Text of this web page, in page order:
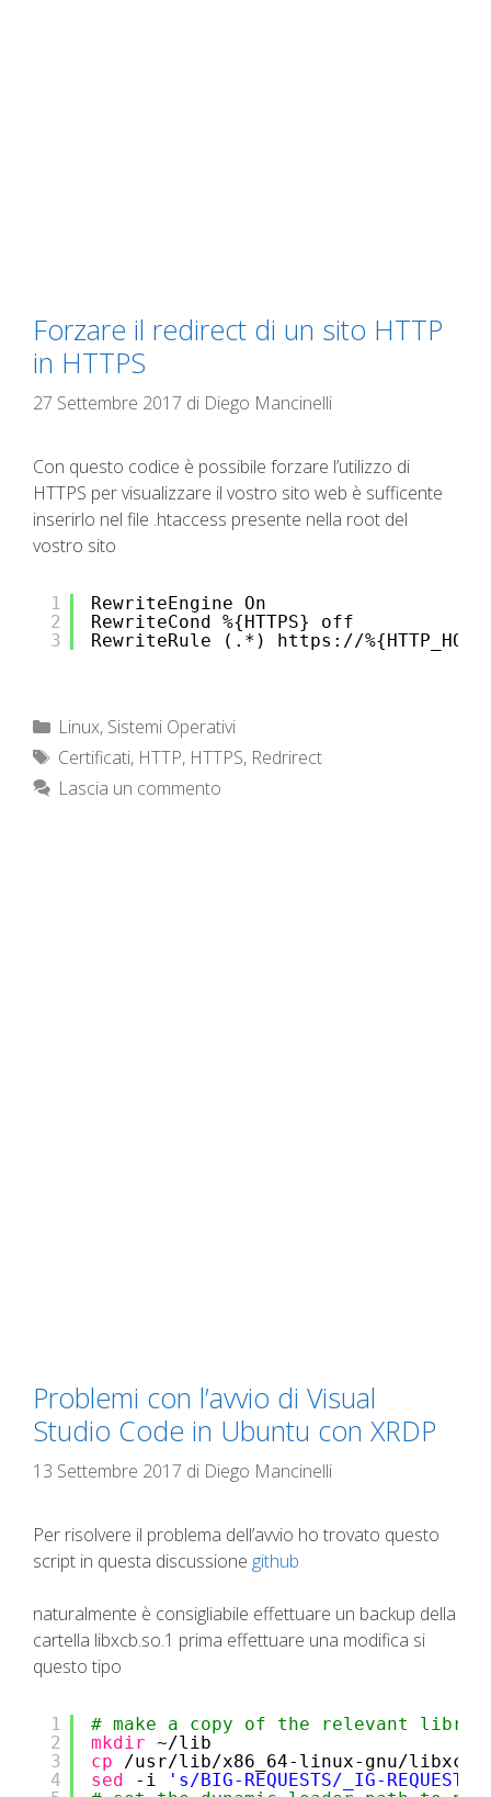
Forzare il redirect di un sito HTTP
in HTTPS
27 Settembre 2017 di Diego Mancinelli
Con questo codice è possibile forzare l’utilizzo di
HTTPS per visualizzare il vostro sito web è sufficente
inserirlo nel file .htaccess presente nella root del
vostro sito
1
2
3
RewriteEngine On
RewriteCond %{HTTPS} off
RewriteRule (.*)
https://%
Categorie
Linux, Sistemi Operativi
Tag
Certificati, HTTP, HTTPS, Redrirect
Lascia un commento
Problemi con l’avvio di Visual
Studio Code in Ubuntu con XRDP
13 Settembre 2017 di Diego Mancinelli
Per risolvere il problema dell’avvio ho trovato questo
script in questa discussione github
naturalmente è consigliabile effettuare un backup della
cartella libxcb.so.1 prima effettuare una modifica si
questo tipo
1
2
3
4
# make a copy of the relevant
mkdir ~/lib
cp
/usr/lib/x86_64-linux-gnu/libxcb
sed
-i
's/BIG-REQUESTS/_IG-